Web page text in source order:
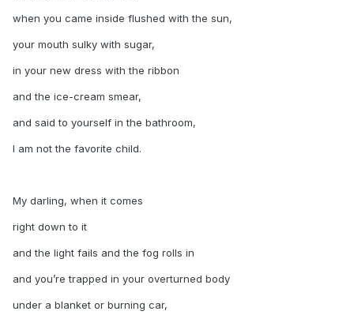
when you came inside flushed with the sun,
your mouth sulky with sugar,
in your new dress with the ribbon
and the ice-cream smear,
and said to yourself in the bathroom,
I am not the favorite child.
My darling, when it comes
right down to it
and the light fails and the fog rolls in
and you’re trapped in your overturned body
under a blanket or burning car,